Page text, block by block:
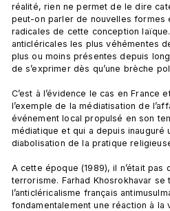
réalité, rien ne permet de le dire
peut-on parler de nouvelles formes
radicales de cette conception
anticléricales les plus véhémentes
plus ou moins présentes depuis
de s’exprimer dès qu’une brèche
C’est à l’évidence le cas en France
l’exemple de la médiatisation de
événement local propulsé en son
médiatique et qui a depuis inauguré
diabolisation de la pratique
A cette époque (1989), il n’était pas
terrorisme. Farhad Khosrokhavar se
l’anticléricalisme français
fondamentalement une réaction à la